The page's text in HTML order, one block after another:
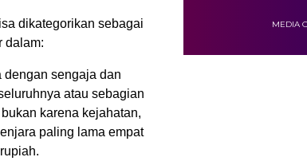
dikategorikan sebagai
dalam:
dengan sengaja dan
atau sebagian
karena kejahatan,
paling lama empat
MEDIA